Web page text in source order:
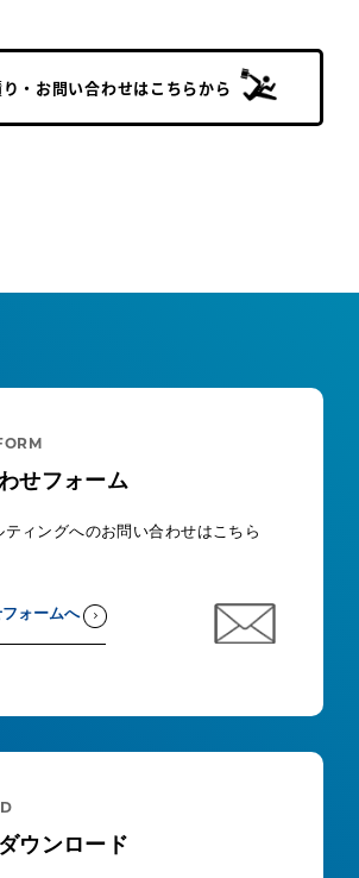
・お問い合わせはこちらから
せフォーム
ティングへのお問い合わせはこちら
ォームへ
ウンロード